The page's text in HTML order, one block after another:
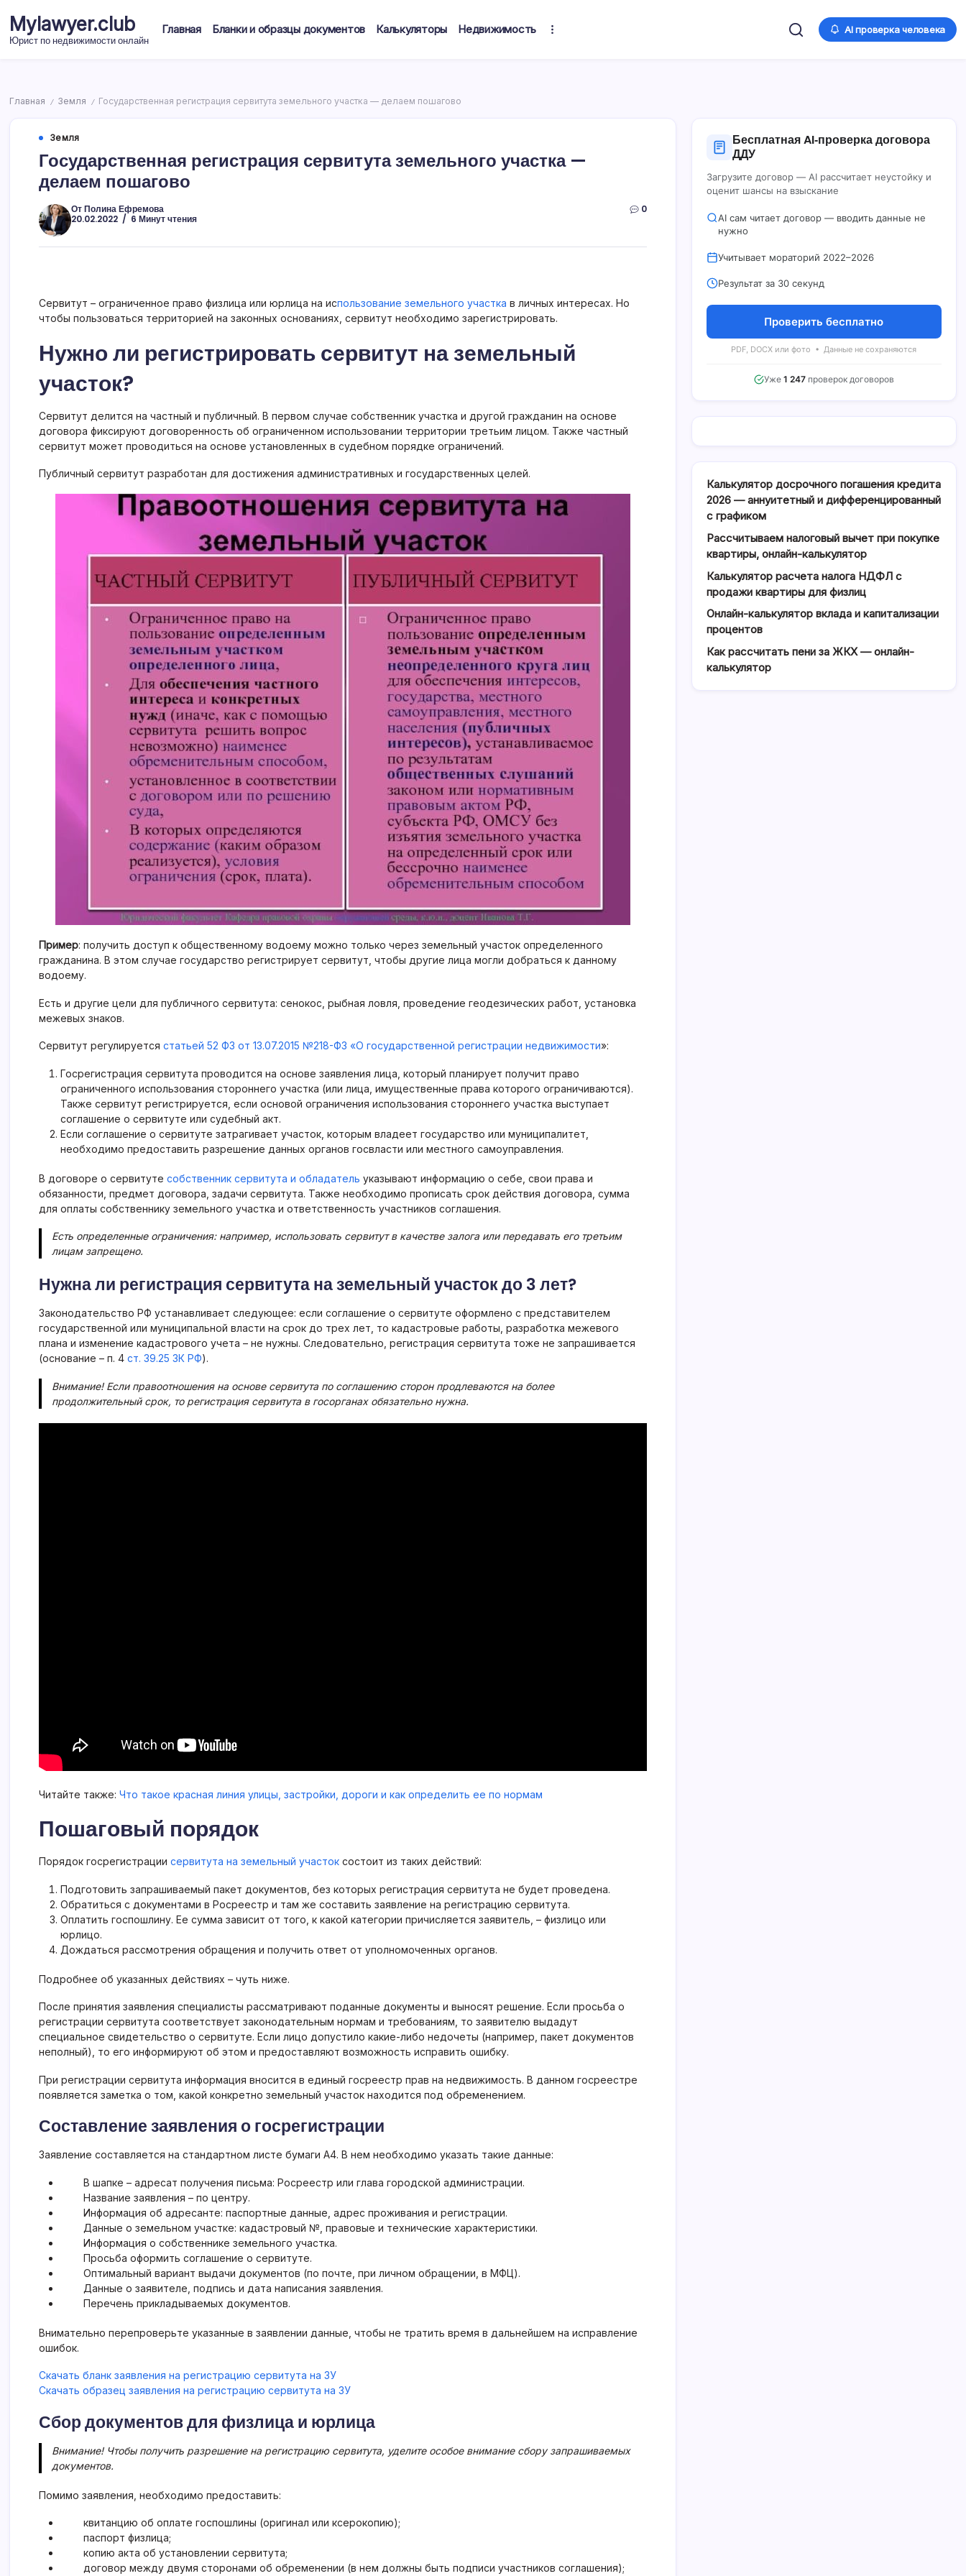
содержимому
Mylawyer.club
Юрист по недвижимости онлайн
Главная Бланки и образцы документов Калькуляторы Недвижимость AI проверка человека
Главная / Земля / Государственная регистрация сервитута земельного участка — делаем пошагово
Земля
Государственная регистрация сервитута земельного участка —
делаем пошагово
ОтПолина Ефремова
20.02.2022
6 Минут чтения
0
Сервитут – ограниченное право физлица или юрлица на использование земельного участка в личных интересах. Но
чтобы пользоваться территорией на законных основаниях, сервитут необходимо зарегистрировать.
Нужно ли регистрировать сервитут на земельный
участок?
Сервитут делится на частный и публичный. В первом случае собственник участка и другой гражданин на основе
договора фиксируют договоренность об ограниченном использовании территории третьим лицом. Также частный
сервитут может проводиться на основе установленных в судебном порядке ограничений.
Публичный сервитут разработан для достижения административных и государственных целей.
Пример: получить доступ к общественному водоему можно только через земельный участок определенного
гражданина. В этом случае государство регистрирует сервитут, чтобы другие лица могли добраться к данному
водоему.
Есть и другие цели для публичного сервитута: сенокос, рыбная ловля, проведение геодезических работ, установка
межевых знаков.
Сервитут регулируетсястатьей 52 ФЗ от 13.07.2015 №218-ФЗ «О государственной регистрации недвижимости»:
Госрегистрация сервитута проводится на основе заявления лица, который планирует получит право
ограниченного использования стороннего участка (или лица, имущественные права которого ограничиваются).
Также сервитут регистрируется, если основой ограничения использования стороннего участка выступает
соглашение о сервитуте или судебный акт.
Если соглашение о сервитуте затрагивает участок, которым владеет государство или муниципалитет,
необходимо предоставить разрешение данных органов госвласти или местного самоуправления.
В договоре о сервитутесобственник сервитута и обладатель указывают информацию о себе, свои права и
обязанности, предмет договора, задачи сервитута. Также необходимо прописать срок действия договора, сумма
для оплаты собственнику земельного участка и ответственность участников соглашения.
Есть определенные ограничения: например, использовать сервитут в качестве залога или передавать его третьим
лицам запрещено.
Нужна ли регистрация сервитута на земельный участок до 3 лет?
Законодательство РФ устанавливает следующее: если соглашение о сервитуте оформлено с представителем
государственной или муниципальной власти на срок до трех лет, то кадастровые работы, разработка межевого
плана и изменение кадастрового учета – не нужны. Следовательно, регистрация сервитута тоже не запрашивается
(основание – п. 4ст. 39.25 ЗК РФ).
Внимание! Если правоотношения на основе сервитута по соглашению сторон продлеваются на более
продолжительный срок, то регистрация сервитута в госорганах обязательно нужна.
Читайте также:Что такое красная линия улицы, застройки, дороги и как определить ее по нормам
Пошаговый порядок
Порядок госрегистрациисервитута на земельный участок состоит из таких действий:
Подготовить запрашиваемый пакет документов, без которых регистрация сервитута не будет проведена.
Обратиться с документами в Росреестр и там же составить заявление на регистрацию сервитута.
Оплатить госпошлину. Ее сумма зависит от того, к какой категории причисляется заявитель, – физлицо или
юрлицо.
Дождаться рассмотрения обращения и получить ответ от уполномоченных органов.
Подробнее об указанных действиях – чуть ниже.
После принятия заявления специалисты рассматривают поданные документы и выносят решение. Если просьба о
регистрации сервитута соответствует законодательным нормам и требованиям, то заявителю выдадут
специальное свидетельство о сервитуте. Если лицо допустило какие-либо недочеты (например, пакет документов
неполный), то его информируют об этом и предоставляют возможность исправить ошибку.
При регистрации сервитута информация вносится в единый госреестр прав на недвижимость. В данном госреестре
появляется заметка о том, какой конкретно земельный участок находится под обременением.
Составление заявления о госрегистрации
Заявление составляется на стандартном листе бумаги А4. В нем необходимо указать такие данные:
В шапке – адресат получения письма: Росреестр или глава городской администрации.
Название заявления – по центру.
Информация об адресанте: паспортные данные, адрес проживания и регистрации.
Данные о земельном участке: кадастровый №, правовые и технические характеристики.
Информация о собственнике земельного участка.
Просьба оформить соглашение о сервитуте.
Оптимальный вариант выдачи документов (по почте, при личном обращении, в МФЦ).
Данные о заявителе, подпись и дата написания заявления.
Перечень прикладываемых документов.
Внимательно перепроверьте указанные в заявлении данные, чтобы не тратить время в дальнейшем на исправление
ошибок.
Скачать бланк заявления на регистрацию сервитута на ЗУ
Скачать образец заявления на регистрацию сервитута на ЗУ
Сбор документов для физлица и юрлица
Внимание! Чтобы получить разрешение на регистрацию сервитута, уделите особое внимание сбору запрашиваемых
документов.
Помимо заявления, необходимо предоставить:
квитанцию об оплате госпошлины (оригинал или ксерокопию);
паспорт физлица;
копию акта об установлении сервитута;
договор между двумя сторонами об обременении (в нем должны быть подписи участников соглашения);
Бесплатная AI‑проверка договора
ДДУ
Загрузите договор — AI рассчитает неустойку и
оценит шансы на взыскание
AI сам читает договор — вводить данные не
нужно
Учитывает мораторий 2022–2026
Результат за 30 секунд
Проверить бесплатно
PDF, DOCX или фото • Данные не сохраняются
Уже 1 247проверок договоров
Калькулятор досрочного погашения кредита
2026 — аннуитетный и дифференцированный
с графиком
Рассчитываем налоговый вычет при покупке
квартиры, онлайн-калькулятор
Калькулятор расчета налога НДФЛ с
продажи квартиры для физлиц
Онлайн-калькулятор вклада и капитализации
процентов
Как рассчитать пени за ЖКХ — онлайн-
калькулятор